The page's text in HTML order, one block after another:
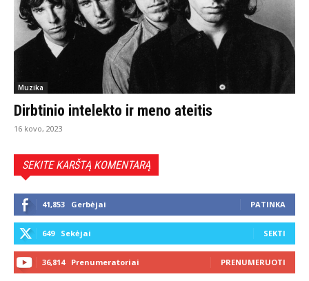
Muzika
Dirbtinio intelekto ir meno ateitis
16 kovo, 2023
SEKITE KARŠTĄ KOMENTARĄ
41,853 Gerbėjai PATINKA
649 Sekėjai SEKTI
36,814 Prenumeratoriai PRENUMERUOTI